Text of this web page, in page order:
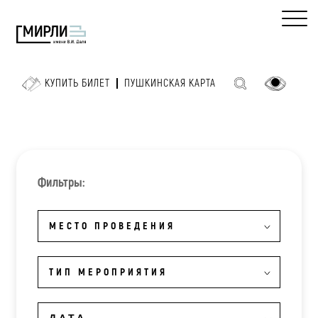
КУПИТЬ БИЛЕТ ПУШКИНСКАЯ КАРТА
Фильтры:
МЕСТО ПРОВЕДЕНИЯ
ТИП МЕРОПРИЯТИЯ